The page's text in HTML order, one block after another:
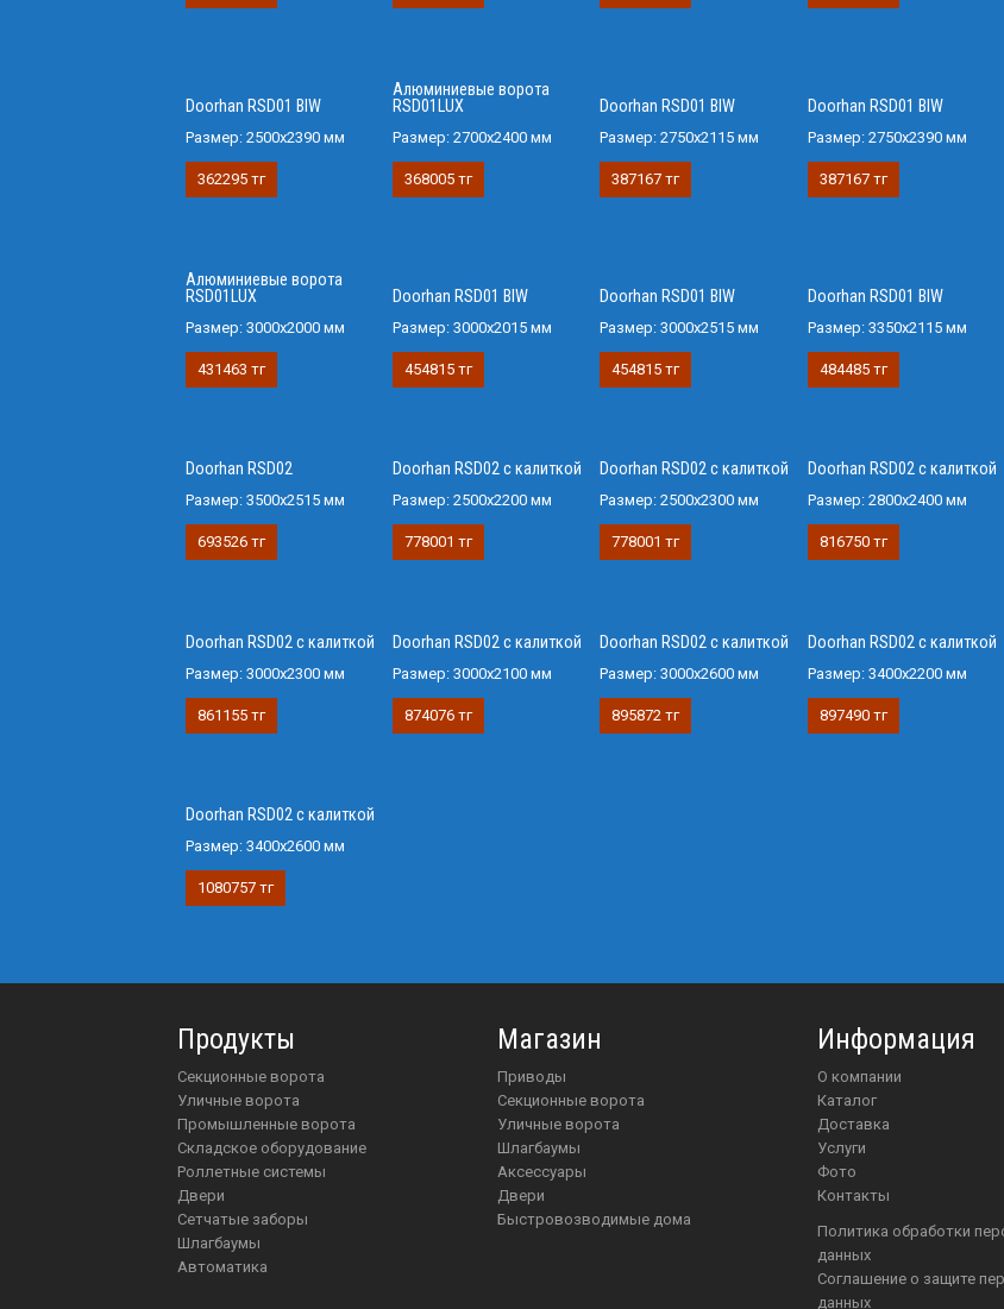
Doorhan RSD01 BIW
Размер: 2500х2390 мм
362295 тг
Алюминиевые ворота
RSD01LUX
Размер:2700x2400 мм
368005 тг
Doorhan RSD01 BIW
Размер:2750х2115 мм
387167 тг
Doorhan RSD01 BIW
Размер: 2750х2390 мм
387167 тг
Алюминиевые ворота
RSD01LUX
Размер: 3000х2000 мм
431463 тг
Doorhan RSD01 BIW
Размер:3000х2015 мм
454815 тг
Doorhan RSD01 BIW
Размер:3000х2515 мм
454815 тг
Doorhan RSD01 BIW
Размер: 3350х2115 мм
484485 тг
Doorhan RSD02
Размер: 3500х2515 мм
693526 тг
Doorhan RSD02 с калиткой
Размер:2500х2200 мм
778001 тг
Doorhan RSD02 с калиткой
Размер:2500х2300 мм
778001 тг
Doorhan RSD02 с калиткой
Размер: 2800х2400 мм
816750 тг
Doorhan RSD02 с калиткой
Размер: 3000х2300 мм
861155 тг
Doorhan RSD02 с калиткой
Размер:3000х2100 мм
874076 тг
Doorhan RSD02 с калиткой
Размер:3000х2600 мм
895872 тг
Doorhan RSD02 с калиткой
Размер: 3400х2200 мм
897490 тг
Doorhan RSD02 с калиткой
Размер: 3400х2600 мм
1080757 тг
Продукты
Секционные ворота
Уличные ворота
Промышленные ворота
Складское оборудование
Роллетные системы
Двери
Сетчатые заборы
Шлагбаумы
Автоматика
Магазин
приводы
Секционные ворота
Уличные ворота
шлагбаумы
аксессуары
двери
Быстровозводимые дома
Информация
О компании
Каталог
Доставка
Услуги
Фото
Контакты
Политика обработки персональных
данных
Соглашение о защите персональных
данных